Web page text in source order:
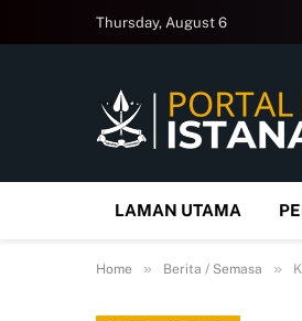
Thursday, August 6
LAMAN UTAMA
Home » Berita / Semasa »